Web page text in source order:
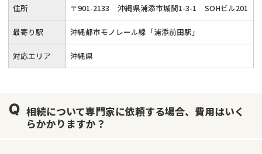
住所 〒901-2133 沖縄県浦添市城間1-3-1 SOHビル201
最寄り駅 沖縄都市モノレール線「浦添前田駅」
対応エリア 沖縄県
相続について専門家に依頼する場合、費用はいく
らかかりますか？